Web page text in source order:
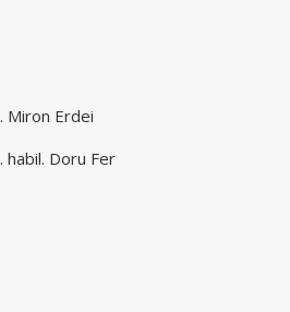
Miron Erdei
habil. Doru Fer